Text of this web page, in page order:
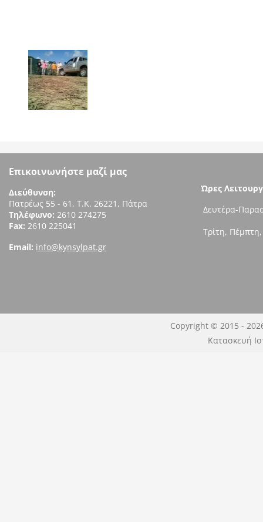
Επικοινωνήστε μαζί μας
Διεύθυνση:
Πατρέως 55 - 61, Τ.Κ. 26221, Πάτρα
Τηλέφωνο: 2610 274275
Fax: 2610 225041
Email: info@kynsylpat.gr
Ώρες
Δευτέρα-
Τρίτη,
Copyright © 2015 -
Κατασκευή